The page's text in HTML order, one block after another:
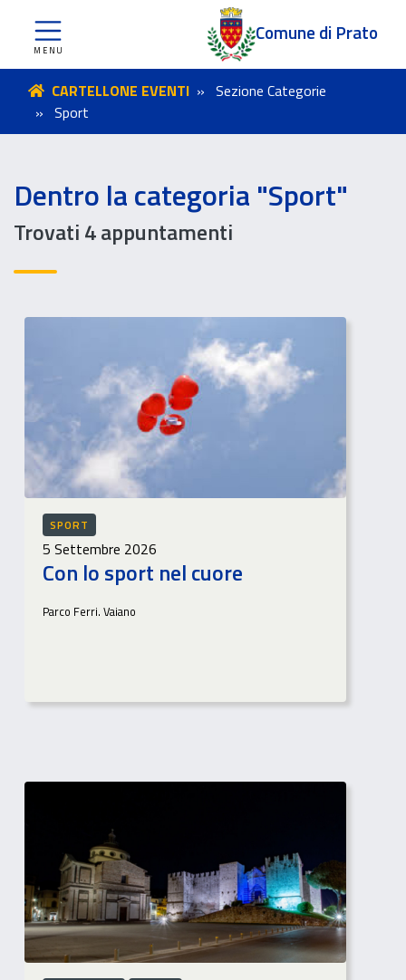
Comune di Prato
CARTELLONE EVENTI
Sezione Categorie
Sport
Dentro la categoria "Sport"
Trovati 4 appuntamenti
SPORT
5 Settembre 2026
Con lo sport nel cuore
Parco Ferri. Vaiano